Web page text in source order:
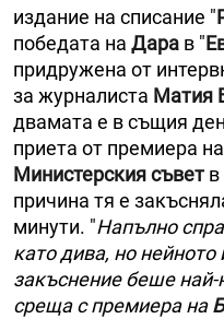
издание на списание "
победата на Дара в "
придружена от
за журналиста Матия
двамата е в същия
приета от премиера на
Министерския съвет в
причина тя е
минути. "Напълно
като дива, но нейното
закъснение беше
среща с премиера на